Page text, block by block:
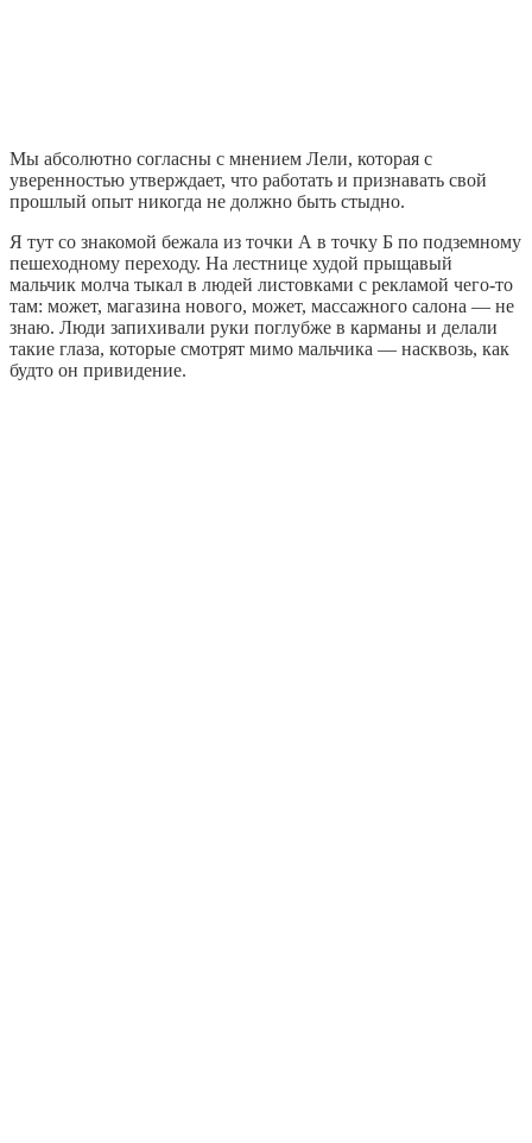
Мы абсолютно согласны с мнением Лели, которая с
уверенностью утверждает, что работать и признавать свой
прошлый опыт никогда не должно быть стыдно.
Я тут со знакомой бежала из точки А в точку Б по подземному
пешеходному переходу. На лестнице худой прыщавый
мальчик молча тыкал в людей листовками с рекламой чего-то
там: может, магазина нового, может, массажного салона — не
знаю. Люди запихивали руки поглубже в карманы и делали
такие глаза, которые смотрят мимо мальчика — насквозь, как
будто он привидение.